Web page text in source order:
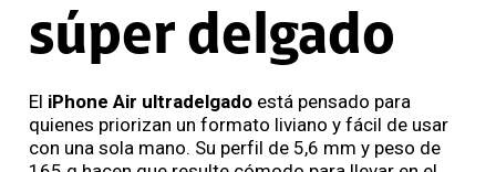
súper delgado
El iPhone Air ultradelgado está pensado para
quienes priorizan un formato liviano y fácil de usar
con una sola mano. Su perfil de 5,6 mm y peso de